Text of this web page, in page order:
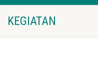
KEGIATAN